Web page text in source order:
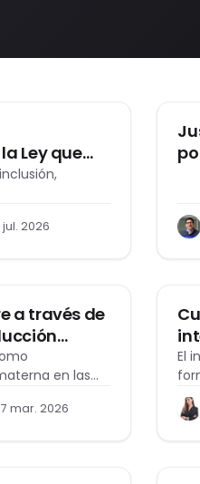
Ley que
el
jul. 2026
a través de
quiebre al
de
en las
mar. 2026
El